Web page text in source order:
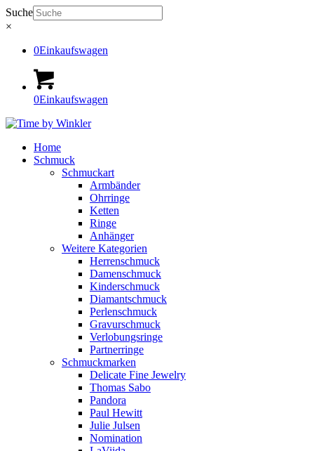
Suche
×
0Einkaufswagen
0Einkaufswagen
Home
Schmuck
Schmuckart
Armbänder
Ohrringe
Ketten
Ringe
Anhänger
Weitere Kategorien
Herrenschmuck
Damenschmuck
Kinderschmuck
Diamantschmuck
Perlenschmuck
Gravurschmuck
Verlobungsringe
Partnerringe
Schmuckmarken
Delicate Fine Jewelry
Thomas Sabo
Pandora
Paul Hewitt
Julie Julsen
Nomination